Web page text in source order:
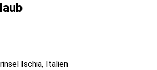
Ischia, Italien